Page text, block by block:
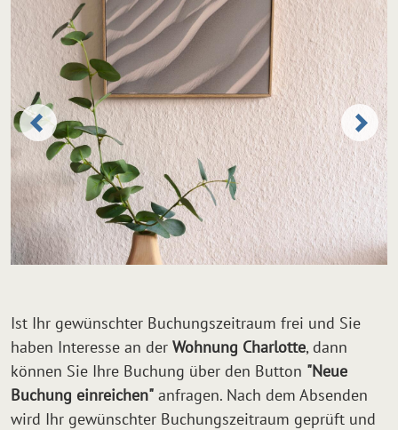
Ist Ihr gewünschter Buchungszeitraum frei und Sie
haben Interesse an der Wohnung Charlotte, dann
können Sie Ihre Buchung über den Button "Neue
Buchung einreichen" anfragen. Nach dem Absenden
wird Ihr gewünschter Buchungszeitraum geprüft und